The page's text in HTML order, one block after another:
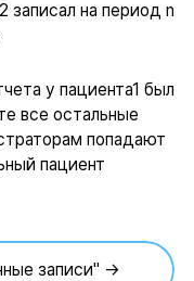
записал на период n
у пациента1 был
все остальные
попадают
пациент
записи" →